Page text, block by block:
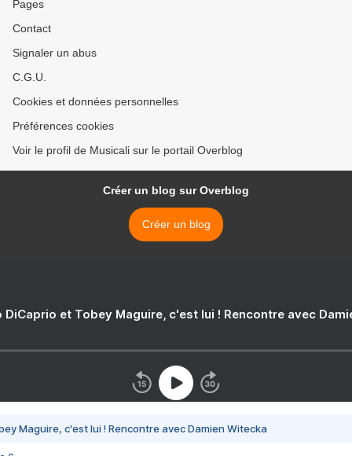
Pages
Contact
Signaler un abus
C.G.U.
Cookies et données personnelles
Préférences cookies
Voir le profil de Musicali sur le portail Overblog
Créer un blog sur Overblog
Créer un blog
DiCaprio et Tobey Maguire, c'est lui ! Rencontre avec
Maguire, c'est lui ! Rencontre avec Damien Witecka